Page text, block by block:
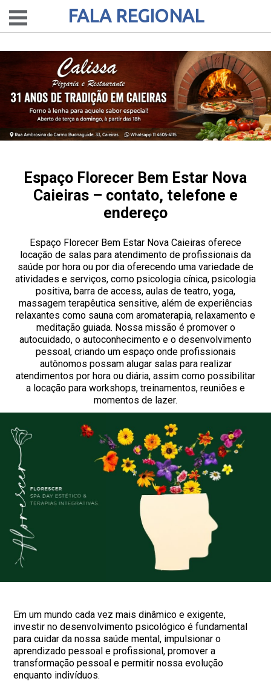
FALA REGIONAL
Espaço Florecer Bem Estar Nova
Caieiras – contato, telefone e
endereço
Espaço Florecer Bem Estar Nova Caieiras oferece
locação de salas para atendimento de profissionais da
saúde por hora ou por dia oferecendo uma variedade de
atividades e serviços, como psicologia cínica, psicologia
positiva, barra de access, aulas de teatro, yoga,
massagem terapêutica sensitive, além de experiências
relaxantes como sauna com aromaterapia, relaxamento e
meditação guiada. Nossa missão é promover o
autocuidado, o autoconhecimento e o desenvolvimento
pessoal, criando um espaço onde profissionais
autônomos possam alugar salas para realizar
atendimentos por hora ou diária, assim como possibilitar
a locação para workshops, treinamentos, reuniões e
momentos de lazer.
Em um mundo cada vez mais dinâmico e exigente,
investir no desenvolvimento psicológico é fundamental
para cuidar da nossa saúde mental, impulsionar o
aprendizado pessoal e profissional, promover a
transformação pessoal e permitir nossa evolução
enquanto indivíduos.